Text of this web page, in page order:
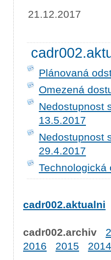
21.12.2017
Plánovaná
Omezená
Nedostupnost
13.5.2017
Nedostupnost
29.4.2017
Technologická
cadr002.aktualni
cadr002.archiv
2016
2015 2014